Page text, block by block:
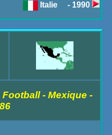
Italie - 1990
- Mexique -